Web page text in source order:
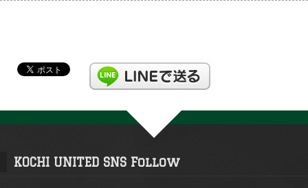
KOCHI UNITED SNS Follow